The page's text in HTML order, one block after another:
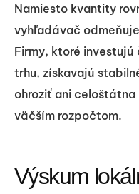
Namiesto kvantity
vyhľadávač
Firmy, ktoré
trhu, získavajú
ohroziť ani celoštátna
väčším rozpočtom.
Výskum